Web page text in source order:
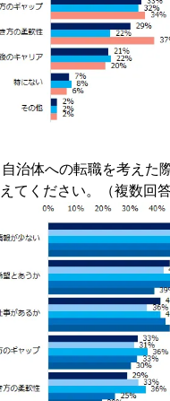
自治体への転職を考えた
てください。（複数回